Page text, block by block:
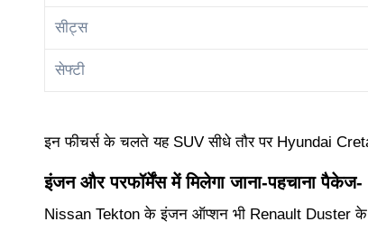
सीट्स
सेफ्टी
इन फीचर्स के चलते यह SUV सीधे तौर पर Hyundai
इंजन और परफॉर्मेंस में मिलेगा जाना-पहचाना पैकेज-
Nissan Tekton के इंजन ऑप्शन भी Renault Duster के